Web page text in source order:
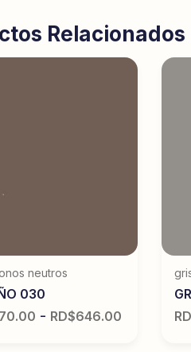
Relacionados
neutros
030
- RD$646.00